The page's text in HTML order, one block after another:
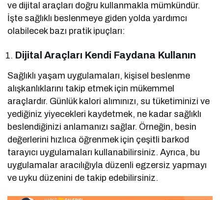
ve dijital araçları doğru kullanmakla mümkündür.
İşte sağlıklı beslenmeye giden yolda yardımcı
olabilecek bazı pratik ipuçları:
Dijital Araçları Kendi Faydana Kullanın
Sağlıklı yaşam uygulamaları, kişisel beslenme
alışkanlıklarını takip etmek için mükemmel
araçlardır. Günlük kalori alımınızı, su tüketiminizi ve
yediğiniz yiyecekleri kaydetmek, ne kadar sağlıklı
beslendiğinizi anlamanızı sağlar. Örneğin, besin
değerlerini hızlıca öğrenmek için çeşitli barkod
tarayıcı uygulamaları kullanabilirsiniz. Ayrıca, bu
uygulamalar aracılığıyla düzenli egzersiz yapmayı
ve uyku düzenini de takip edebilirsiniz.